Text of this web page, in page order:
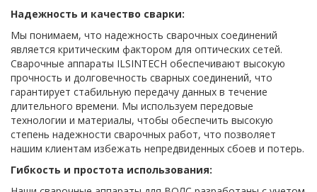
Надежность и качество сварки:
Мы понимаем, что надежность сварочных соединений
является критическим фактором для оптических сетей.
Сварочные аппараты ILSINTECH обеспечивают высокую
прочность и долговечность сварных соединений, что
гарантирует стабильную передачу данных в течение
длительного времени. Мы используем передовые
технологии и материалы, чтобы обеспечить высокую
степень надежности сварочных работ, что позволяет
нашим клиентам избежать непредвиденных сбоев и потерь.
Гибкость и простота использования: